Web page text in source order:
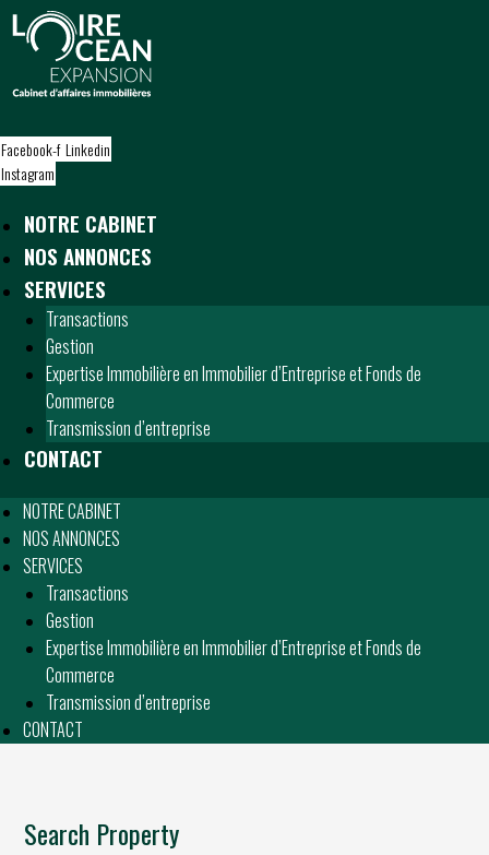
o
c
o
t
e
t
Facebook-f Linkedin
Instagram
NOTRE CABINET
NOS ANNONCES
SERVICES
Transactions
Gestion
Expertise Immobilière en Immobilier d’Entreprise et Fonds de
Commerce
Transmission d’entreprise
CONTACT
NOTRE CABINET
NOS ANNONCES
SERVICES
Transactions
Gestion
Expertise Immobilière en Immobilier d’Entreprise et Fonds de
Commerce
Transmission d’entreprise
CONTACT
Search Property